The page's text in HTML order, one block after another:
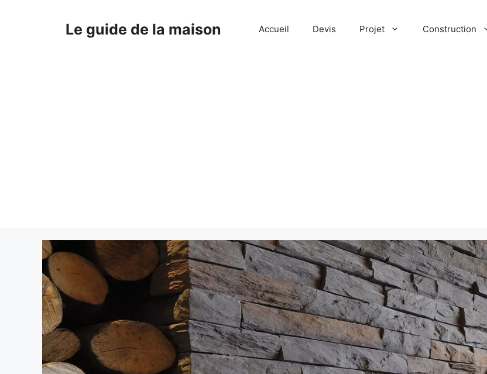
Le guide de la maison Accueil Devis Projet Construction